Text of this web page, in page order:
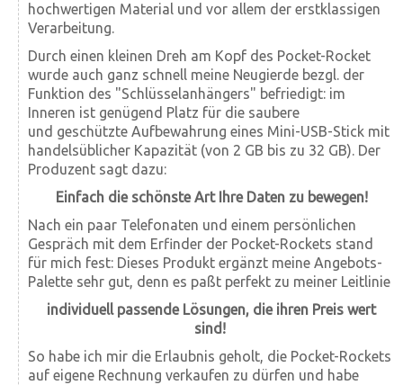
hochwertigen Material und vor allem der erstklassigen
Verarbeitung.
Durch einen kleinen Dreh am Kopf des Pocket-Rocket
wurde auch ganz schnell meine Neugierde bezgl. der
Funktion des "Schlüsselanhängers" befriedigt: im
Inneren ist genügend Platz für die saubere
und geschützte Aufbewahrung eines Mini-USB-Stick mit
handelsüblicher Kapazität (von 2 GB bis zu 32 GB). Der
Produzent sagt dazu:
Einfach die schönste Art Ihre Daten zu bewegen!
Nach ein paar Telefonaten und einem persönlichen
Gespräch mit dem Erfinder der Pocket-Rockets stand
für mich fest: Dieses Produkt ergänzt meine Angebots-
Palette sehr gut, denn es paßt perfekt zu meiner Leitlinie
individuell passende Lösungen, die ihren Preis wert
sind!
So habe ich mir die Erlaubnis geholt, die Pocket-Rockets
auf eigene Rechnung verkaufen zu dürfen und habe